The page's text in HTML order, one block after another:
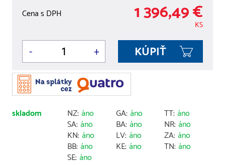
Cena s DPH 1 396,49 €
KS
- +
skladom NZ: áno GA: áno TT: áno
SA: áno BA: áno NR: áno
KN: áno LV: áno ZA: áno
BB: áno KE: áno TN: áno
SE: áno